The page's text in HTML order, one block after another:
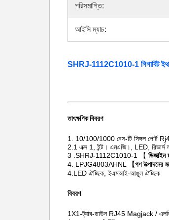
পরিসমাপ্তি:
আইসি ম্যাচ:
SHRJ-1112C1010-1 গিগাবিট
তাৎক্ষণিক বিবরণ
1. 10/100/1000 বেস-টি সিঙ্গল পোর্ট
2.1 এক্স 1, ইন্ট। এমএজি।, LED, রিভার্স
3 .SHRJ-1112C1010-1 【 ডিজাইন
4. LPJG4803AHNL
【গণ উত্পাদনের
4.LED ঐচ্ছিক, ইএমআই-আঙুল ঐচ্ছিক
বিবরণ
1X1-ট্যাব-ডাউন RJ45 Magjack /